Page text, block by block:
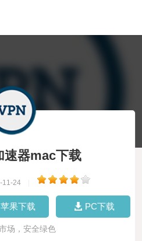
速器mac下载
11-24
苹果下载 PC下载
场，安全绿色